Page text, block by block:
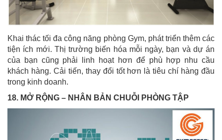
Khai thác tối đa công năng phòng Gym, phát triển thêm các
tiện ích mới. Thị trường biến hóa mỗi ngày, bạn và dự án
của bạn cũng phải linh hoạt hơn để phù hợp nhu cầu
khách hàng. Cải tiến, thay đổi tốt hơn là tiêu chí hàng đầu
trong kinh doanh.
18. MỞ RỘNG – NHÂN BẢN CHUỖI PHÒNG TẬP